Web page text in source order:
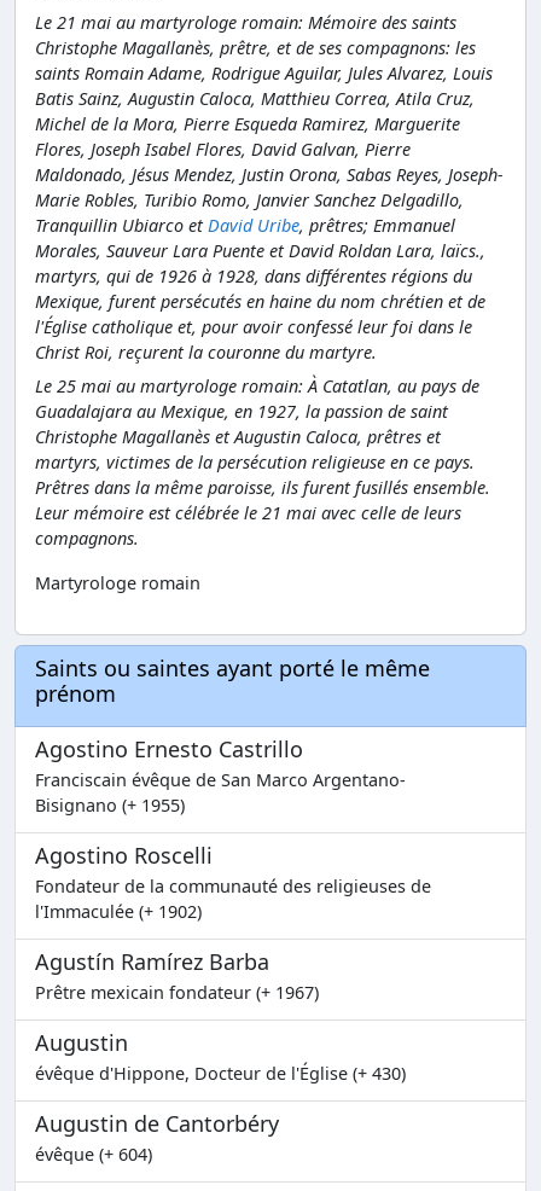
Le 21 mai au martyrologe romain: Mémoire des saints
Christophe Magallanès, prêtre, et de ses compagnons: les
saints Romain Adame, Rodrigue Aguilar, Jules Alvarez, Louis
Batis Sainz, Augustin Caloca, Matthieu Correa, Atila Cruz,
Michel de la Mora, Pierre Esqueda Ramirez, Marguerite
Flores, Joseph Isabel Flores, David Galvan, Pierre
Maldonado, Jésus Mendez, Justin Orona, Sabas Reyes, Joseph-
Marie Robles, Turibio Romo, Janvier Sanchez Delgadillo,
Tranquillin Ubiarco et David Uribe, prêtres; Emmanuel
Morales, Sauveur Lara Puente et David Roldan Lara, laïcs.,
martyrs, qui de 1926 à 1928, dans différentes régions du
Mexique, furent persécutés en haine du nom chrétien et de
l'Église catholique et, pour avoir confessé leur foi dans le
Christ Roi, reçurent la couronne du martyre.
Le 25 mai au martyrologe romain: À Catatlan, au pays de
Guadalajara au Mexique, en 1927, la passion de saint
Christophe Magallanès et Augustin Caloca, prêtres et
martyrs, victimes de la persécution religieuse en ce pays.
Prêtres dans la même paroisse, ils furent fusillés ensemble.
Leur mémoire est célébrée le 21 mai avec celle de leurs
compagnons.
Martyrologe romain
Saints ou saintes ayant porté le même
prénom
Agostino Ernesto Castrillo
Franciscain évêque de San Marco Argentano-
Bisignano (+ 1955)
Agostino Roscelli
Fondateur de la communauté des religieuses de
l'Immaculée (+ 1902)
Agustín Ramírez Barba
Prêtre mexicain fondateur (+ 1967)
Augustin
évêque d'Hippone, Docteur de l'Église (+ 430)
Augustin de Cantorbéry
évêque (+ 604)